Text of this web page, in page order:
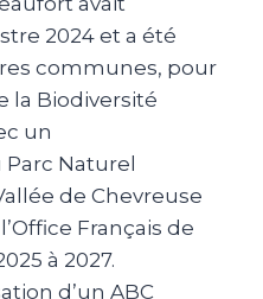
2024 et a été
communes, pour
la Biodiversité
un
Naturel
de Chevreuse
Français de
à 2027.
d’un ABC